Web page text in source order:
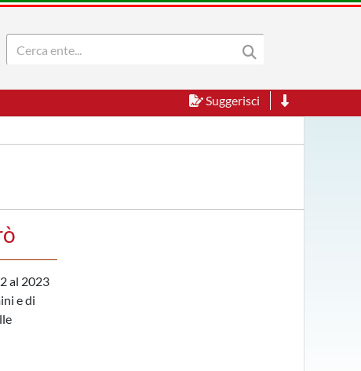
Suggerisci
al 2023
e di